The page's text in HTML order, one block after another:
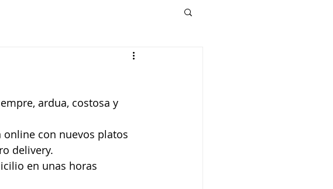
ardua, costosa y
online con nuevos platos
delivery.
en unas horas